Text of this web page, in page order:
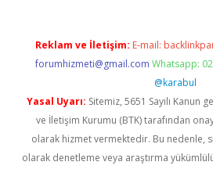
Reklam ve İletişim: E-mail:
forumhizmeti@gmail.com Whatsapp:
@karabul
Yasal Uyarı: Sitemiz, 5651 Sayılı Kanun
ve İletişim Kurumu (BTK) tarafından
olarak hizmet vermektedir. Bu nedenle,
olarak denetleme veya araştırma